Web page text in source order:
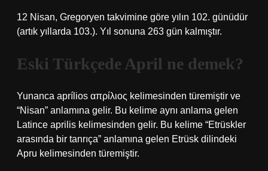
12 Nisan, Gregoryen takvimine göre yılın 102. günüdür
(artık yıllarda 103.). Yıl sonuna 263 gün kalmıştır.
Eski Türkçede April ne demek?
Yunanca aprílios απρίλιος kelimesinden türemiştir ve
“Nisan” anlamına gelir. Bu kelime aynı anlama gelen
Latince aprilis kelimesinden gelir. Bu kelime “Etrüskler
arasında bir tanrıça” anlamına gelen Etrüsk dilindeki
Apru kelimesinden türemiştir.